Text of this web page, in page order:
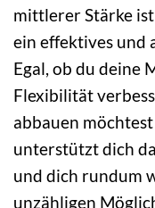
mittlerer Stärke
ein effektives und
Egal, ob du deine
Flexibilität
abbauen
unterstützt dich
und dich rundum
unzähligen